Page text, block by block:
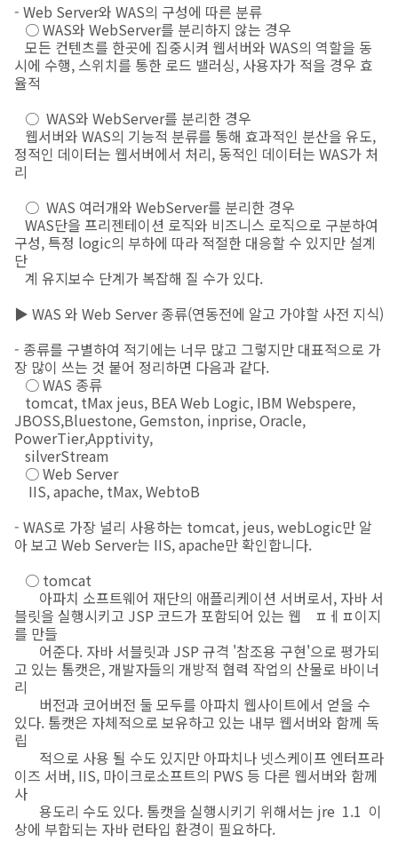
- Web Server와 WAS의 구성에 따른 분류
○ WAS와 WebServer를 분리하지 않는 경우
모든 컨텐츠를 한곳에 집중시켜 웹서버와 WAS의 역할을 동
시에 수행, 스위치를 통한 로드 밸러싱, 사용자가 적을 경우 효
율적
○ WAS와 WebServer를 분리한 경우
웹서버와 WAS의 기능적 분류를 통해 효과적인 분산을 유도,
정적인 데이터는 웹서버에서 처리, 동적인 데이터는 WAS가 처
리
○ WAS 여러개와 WebServer를 분리한 경우
WAS단을 프리젠테이션 로직와 비즈니스 로직으로 구분하여
구성, 특정 logic의 부하에 따라 적절한 대응할 수 있지만 설계
단
계 유지보수 단계가 복잡해 질 수가 있다.
▶ WAS 와 Web Server 종류(연동전에 알고 가야할 사전 지식)
- 종류를 구별하여 적기에는 너무 많고 그렇지만 대표적으로 가
장 많이 쓰는 것 붙어 정리하면 다음과 같다.
○ WAS 종류
tomcat, tMax jeus, BEA Web Logic, IBM Webspere,
JBOSS,Bluestone, Gemston, inprise, Oracle,
PowerTier,Apptivity,
silverStream
○ Web Server
IIS, apache, tMax, WebtoB
- WAS로 가장 널리 사용하는 tomcat, jeus, webLogic만 알
아 보고 Web Server는 IIS, apache만 확인합니다.
○ tomcat
아파치 소프트웨어 재단의 애플리케이션 서버로서, 자바 서
블릿을 실행시키고 JSP 코드가 포함되어 있는 웹ㅤㅍㅔㅍ이지
를 만들
어준다. 자바 서블릿과 JSP 규격 '참조용 구현'으로 평가되
고 있는 톰캣은, 개발자들의 개방적 협력 작업의 산물로 바이너
리
버전과 코어버전 둘 모두를 아파치 웹사이트에서 얻을 수
있다. 톰캣은 자체적으로 보유하고 있는 내부 웹서버와 함께 독
립
적으로 사용 될 수도 있지만 아파치나 넷스케이프 엔터프라
이즈 서버, IIS, 마이크로소프트의 PWS 등 다른 웹서버와 함께
사
용도리 수도 있다. 톰캣을 실행시키기 위해서는 jre 1.1 이
상에 부합되는 자바 런타입 환경이 필요하다.